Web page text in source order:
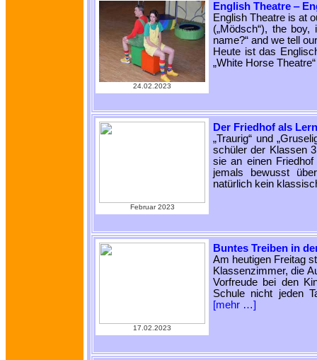
24.02.2023
English Theatre ‒
English Theatre is at
(„Mödsch“), the
name?“ and we tell
Heute ist das
„White Horse
Februar 2023
Der Friedhof als
„Traurig“ und
schüler der Klassen
sie an einen
jemals bewusst
natürlich kein
17.02.2023
Buntes Treiben in
Am heutigen Freitag
Klassenzimmer, die
Vorfreude bei den
Schule nicht jeden
[mehr …]